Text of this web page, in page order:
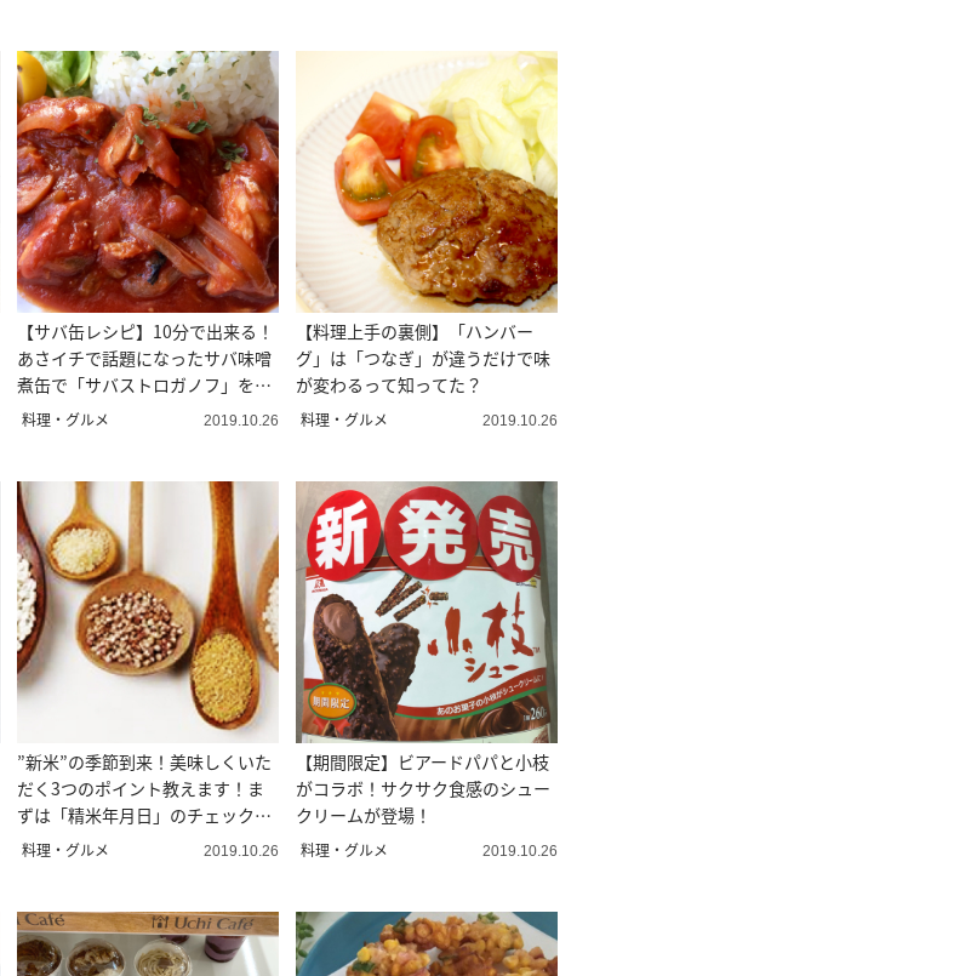
【サバ缶レシピ】10分で出来る！
あさイチで話題になったサバ味噌
煮缶で「サバストロガノフ」を作
ってみた
料理・グルメ 2019.10.26
【料理上手の裏側】「ハンバー
グ」は「つなぎ」が違うだけで味
が変わるって知ってた？
料理・グルメ 2019.10.26
”新米”の季節到来！美味しくいた
だく3つのポイント教えます！ま
ずは「精米年月日」のチェックか
ら！
料理・グルメ 2019.10.26
【期間限定】ビアードパパと小枝
がコラボ！サクサク食感のシュー
クリームが登場！
料理・グルメ 2019.10.26